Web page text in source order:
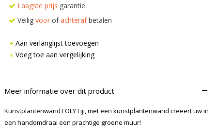
Laagste prijs garantie
Veilig voorofachterafbetalen
Aan verlanglijst toevoegen
Voeg toe aan vergelijking
Meer informatie over dit product –
Kunstplantenwand FOLY Fiji, met een kunstplantenwand creëert uw in
een handomdraai een prachtige groene muur!